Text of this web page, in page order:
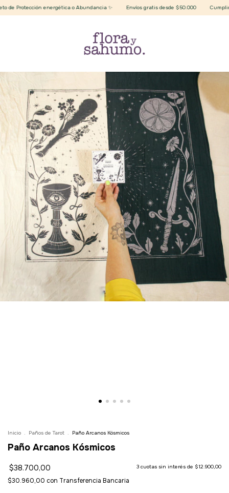
Protección energética o Abundancia ✨ Envíos gratis desde $50.000
Inicio . Paños de Tarot . Paño Arcanos Kósmicos
Paño Arcanos Kósmicos
$38.700,00 3 cuotas sin interés de $12.900,00
$30.960,00 con Transferencia Bancaria